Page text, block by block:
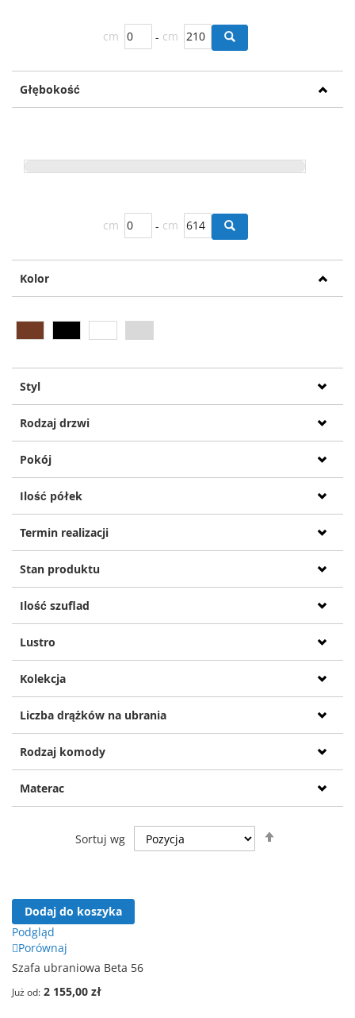
cm - cm
Głębokość
cm - cm
Kolor
Styl
Rodzaj drzwi
Pokój
Ilość półek
Termin realizacji
Stan produktu
Ilość szuflad
Lustro
Kolekcja
Liczba drążków na ubrania
Rodzaj komody
Materac
Sortuj wg
Dodaj do koszyka
Podgląd
Porównaj
Szafa ubraniowa Beta 56
Już od 2 155,00 zł